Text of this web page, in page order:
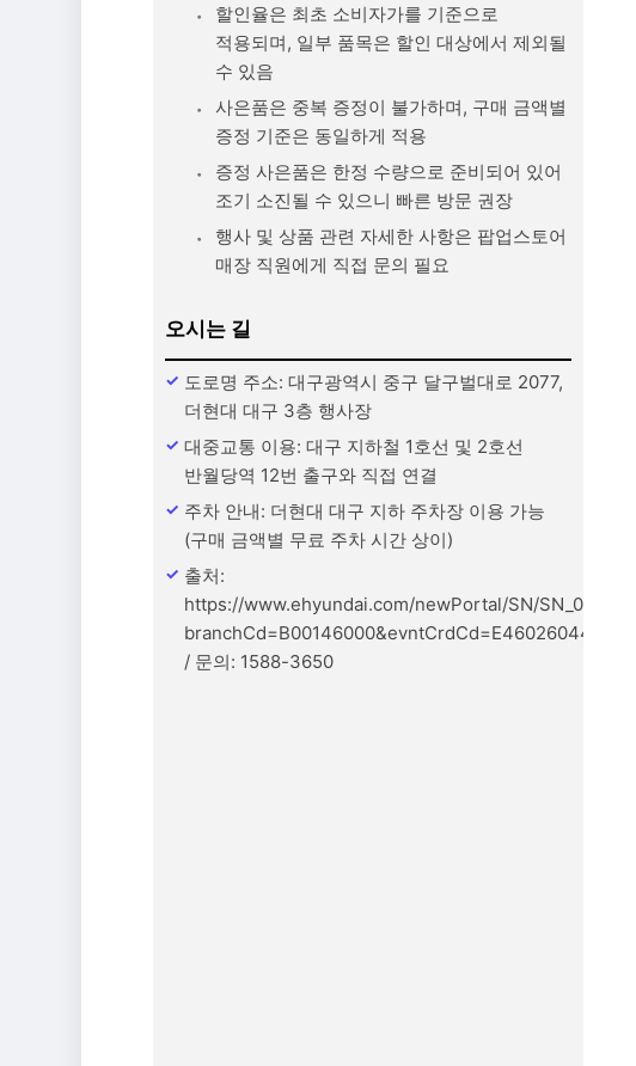
할인율은 최초 소비자가를 기준으로
적용되며, 일부 품목은 할인 대상에서 제외될
수 있음
사은품은 중복 증정이 불가하며, 구매 금액별
증정 기준은 동일하게 적용
증정 사은품은 한정 수량으로 준비되어 있어
조기 소진될 수 있으니 빠른 방문 권장
행사 및 상품 관련 자세한 사항은 팝업스토어
매장 직원에게 직접 문의 필요
오시는 길
도로명 주소: 대구광역시 중구 달구벌대로 2077,
더현대 대구 3층 행사장
대중교통 이용: 대구 지하철 1호선 및 2호선
반월당역 12번 출구와 직접 연결
주차 안내: 더현대 대구 지하 주차장 이용 가능
(구매 금액별 무료 주차 시간 상이)
출처:
https://www.ehyundai.com/newPortal/SN/
branchCd=B00146000&evntCrdCd=E4602604476153
/ 문의: 1588-3650